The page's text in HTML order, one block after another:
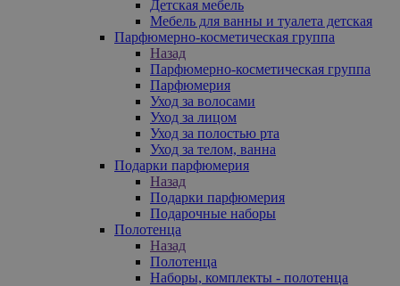
Детская мебель
Мебель для ванны и туалета детская
Парфюмерно-косметическая группа
Назад
Парфюмерно-косметическая группа
Парфюмерия
Уход за волосами
Уход за лицом
Уход за полостью рта
Уход за телом, ванна
Подарки парфюмерия
Назад
Подарки парфюмерия
Подарочные наборы
Полотенца
Назад
Полотенца
Наборы, комплекты - полотенца